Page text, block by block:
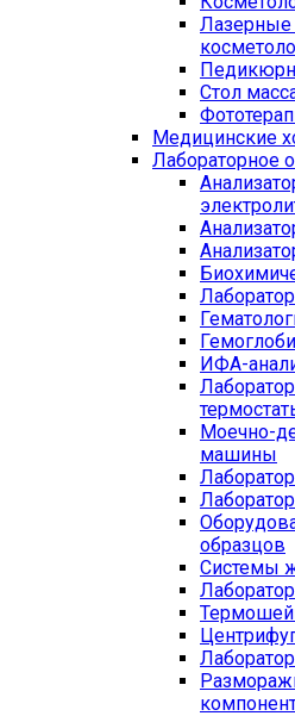
Лазерные
Стол
Медицинские
Лабораторное
ИФА-
Моечно-
машины
образцов
Системы